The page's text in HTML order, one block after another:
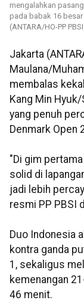
mengalahkan
pada babak 16
(ANTARA/HO-PP
Jakarta
Maulana/
membalas
Kang Min
yang penuh
Denmark Open
"Di gim
solid di
jadi lebih
resmi PP PBSI
Duo Indonesia
kontra ganda
1, sekaligus
kemenangan
46 menit.